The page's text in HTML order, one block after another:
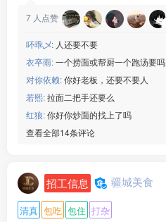
7 人点赞
吥乖乄: 人还要不要
衣卒雨:一个捞面或帮厨一个跑汤要吗
对你依赖:你好老板，还要不要人
若熙:拉面二把手还要么
红狼:你好你炒面的找上了吗
查看全部14条评论
招工信息 疆城美食
清真 包吃 包住 打杂